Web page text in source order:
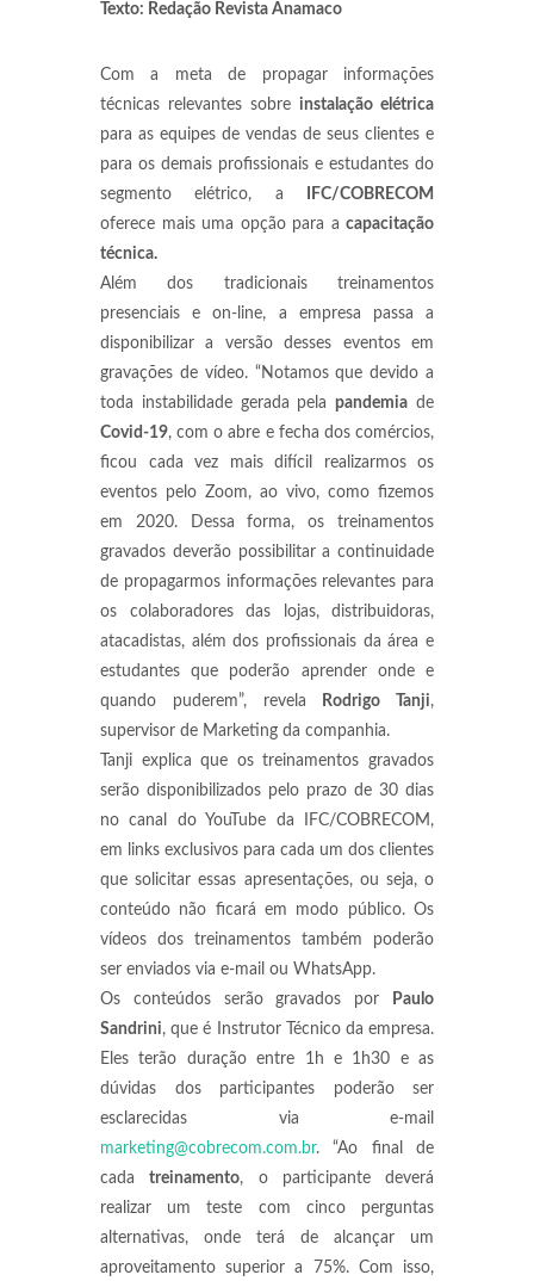
Texto: Redação Revista Anamaco
Com a meta de propagar informações
técnicas relevantes sobre instalação elétrica
para as equipes de vendas de seus clientes e
para os demais profissionais e estudantes do
segmento elétrico, a
IFC/COBRECOM
oferece mais uma opção para a capacitação
técnica.
Além dos tradicionais treinamentos
presenciais e on-line, a empresa passa a
disponibilizar a versão desses eventos em
gravações de vídeo. “Notamos que devido a
toda instabilidade gerada pelapandemia de
Covid-19, com o abre e fecha dos comércios,
ficou cada vez mais difícil realizarmos os
eventos pelo Zoom, ao vivo, como fizemos
em 2020. Dessa forma, os treinamentos
gravados deverão possibilitar a continuidade
de propagarmos informações relevantes para
os colaboradores das lojas, distribuidoras,
atacadistas, além dos profissionais da área e
estudantes que poderão aprender onde e
quando puderem”, revela
Rodrigo Tanji,
supervisor de Marketing da companhia.
Tanji explica que os treinamentos gravados
serão disponibilizados pelo prazo de 30 dias
no canal do YouTube da IFC/COBRECOM,
em links exclusivos para cada um dos clientes
que solicitar essas apresentações, ou seja, o
conteúdo não ficará em modo público. Os
vídeos dos treinamentos também poderão
ser enviados via e-mail ou WhatsApp.
Os conteúdos serão gravados por
Paulo
Sandrini, que é Instrutor Técnico da empresa.
Eles terão duração entre 1h e 1h30 e as
dúvidas dos participantes poderão ser
esclarecidas via e-mail
marketing@cobrecom.com.br. “Ao final de
cadatreinamento, o participante deverá
realizar um teste com cinco perguntas
alternativas, onde terá de alcançar um
aproveitamento superior a 75%. Com isso,